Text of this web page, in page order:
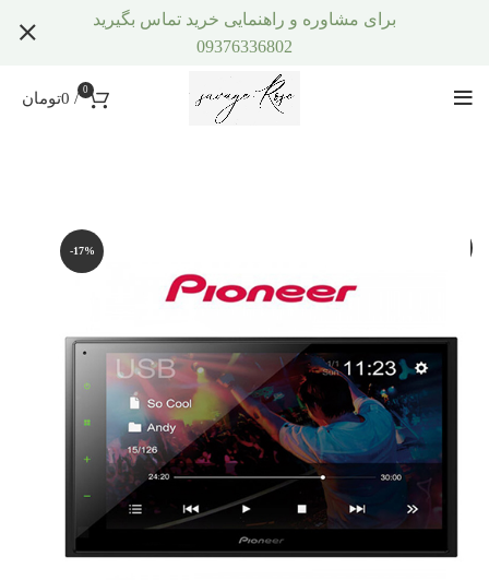
0
/
0تومان
-17%
برای مشاوره و راهنمایی خرید تماس بگیرید
09376336802